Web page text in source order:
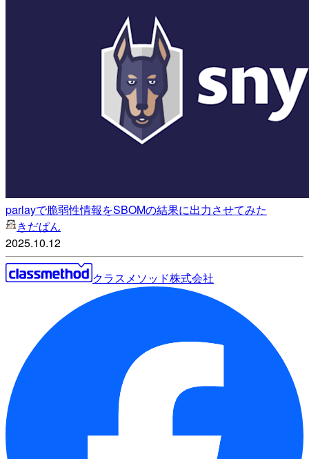
parlayで脆弱性情報をSBOMの結果に出力させてみた
きだぱん
2025.10.12
クラスメソッド株式会社